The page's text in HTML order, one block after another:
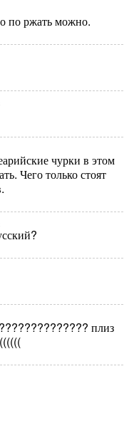
по ржать можно.
чурки в этом
Чего только стоят
плиз